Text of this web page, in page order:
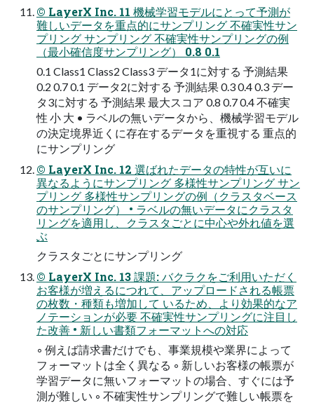
© LayerX Inc. 11 機械学習モデルにとって予測が
難しいデータを重点的にサンプリング 不確実性サン
プリング サンプリング 不確実性サンプリングの例
（最小確信度サンプリング） 0.8 0.1
0.1 Class1 Class2 Class3 データ1に対する 予測結果
0.2 0.7 0.1 データ2に対する 予測結果 0.3 0.4 0.3 デー
タ3に対する 予測結果 最大スコア 0.8 0.7 0.4 不確実
性 小 大 • ラベルの無いデータから、機械学習モデル
の決定境界近くに存在するデータを重視する 重点的
にサンプリング
© LayerX Inc. 12 選ばれたデータの特性が互いに
異なるようにサンプリング 多様性サンプリング サン
プリング 多様性サンプリングの例（クラスタベース
のサンプリング） • ラベルの無いデータにクラスタ
リングを適用し、クラスタごとに中心や外れ値を選
ぶ
クラスタごとにサンプリング
© LayerX Inc. 13 課題: バクラクをご利用いただく
お客様が増えるにつれて、アップロードされる帳票
の枚数・種類も増加して いるため、より効果的なア
ノテーションが必要 不確実性サンプリングに注目し
た改善 • 新しい書類フォーマットへの対応
◦ 例えば請求書だけでも、事業規模や業界によって
フォーマットは全く異なる ◦ 新しいお客様の帳票が
学習データに無いフォーマットの場合、すぐには予
測が難しい ◦ 不確実性サンプリングで難しい帳票を